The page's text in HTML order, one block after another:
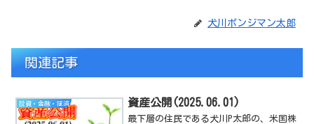
犬川ポンジマン太郎
関連記事
投資・金融・経済 資産公開(2025.06.01)
最下層の住民である犬川P太郎の、米国株